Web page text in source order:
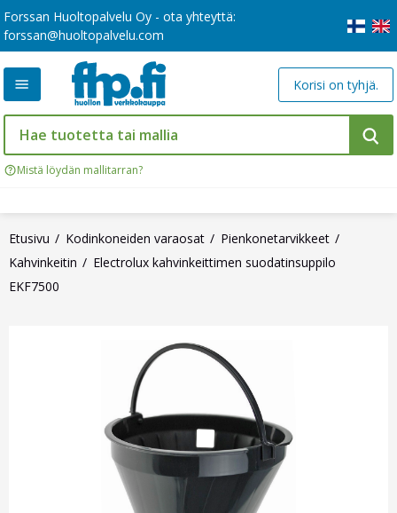
Forssan Huoltopalvelu Oy - ota yhteyttä:
forssan@huoltopalvelu.com
Mistä löydän mallitarran?
Korisi on tyhjä.
Etusivu Kodinkoneiden varaosat
Pienkonetarvikkeet
Kahvinkeitin
Electrolux kahvinkeittimen suodatinsuppilo
EKF7500